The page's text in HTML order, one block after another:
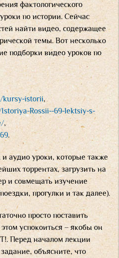
фактологического
по истории. Сейчас
найти видео, содержащее
темы. Вот несколько
подборки видео уроков по
kursy-istorii,
Rossii--69-lektsiy-s-
,
.
аудио уроки, которые также
торрентах, загрузить на
и совмещать изучение
прогулки и так далее).
просто поставить
успокоиться – якобы он
Перед началом лекции
объясните, что